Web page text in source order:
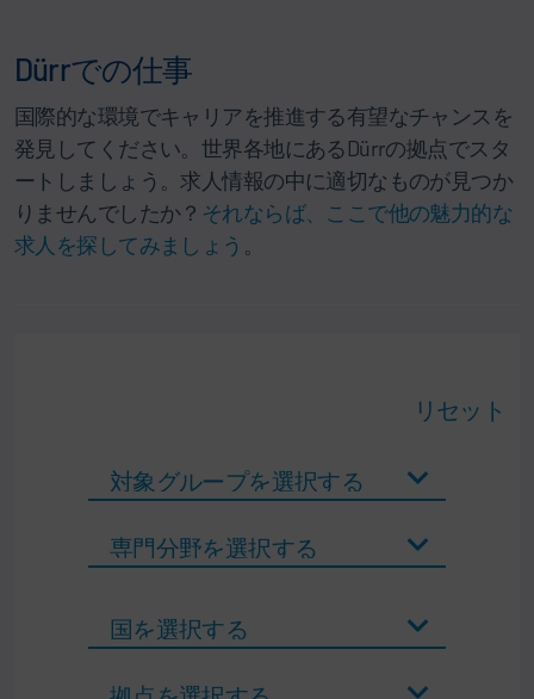
Dürrでの仕事
国際的な環境でキャリアを推進する有望なチャンスを
発見してください。世界各地にあるDürrの拠点でスタ
ートしましょう。求人情報の中に適切なものが見つか
りませんでしたか？ それならば、ここで他の魅力的な
求人を探してみましょう 。
リセット